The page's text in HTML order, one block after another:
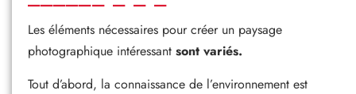
Les éléments nécessaires pour créer un paysage
photographique intéressant sont variés.
Tout d’abord, la connaissance de l’environnement est